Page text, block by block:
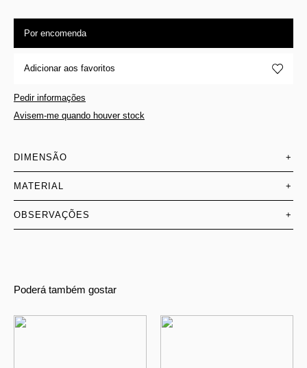
Por encomenda
Adicionar aos favoritos
Pedir informações
Avisem-me quando houver stock
DIMENSÃO +
MATERIAL +
OBSERVAÇÕES +
Poderá também gostar